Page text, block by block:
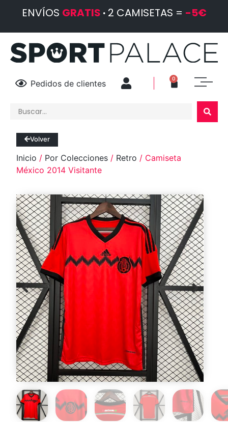
ENVÍOS GRATIS ·2 CAMISETAS = -5€
Pedidos de clientes 0
Volver
Inicio / Por Colecciones / Retro / Camiseta
México 2014 Visitante